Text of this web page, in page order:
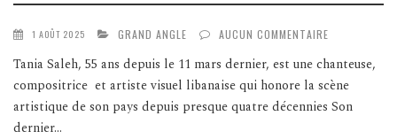
1 AOÛT 2025 GRAND ANGLE AUCUN COMMENTAIRE
Tania Saleh, 55 ans depuis le 11 mars dernier, est une chanteuse,
compositrice et artiste visuel libanaise qui honore la scène
artistique de son pays depuis presque quatre décennies Son
dernier...